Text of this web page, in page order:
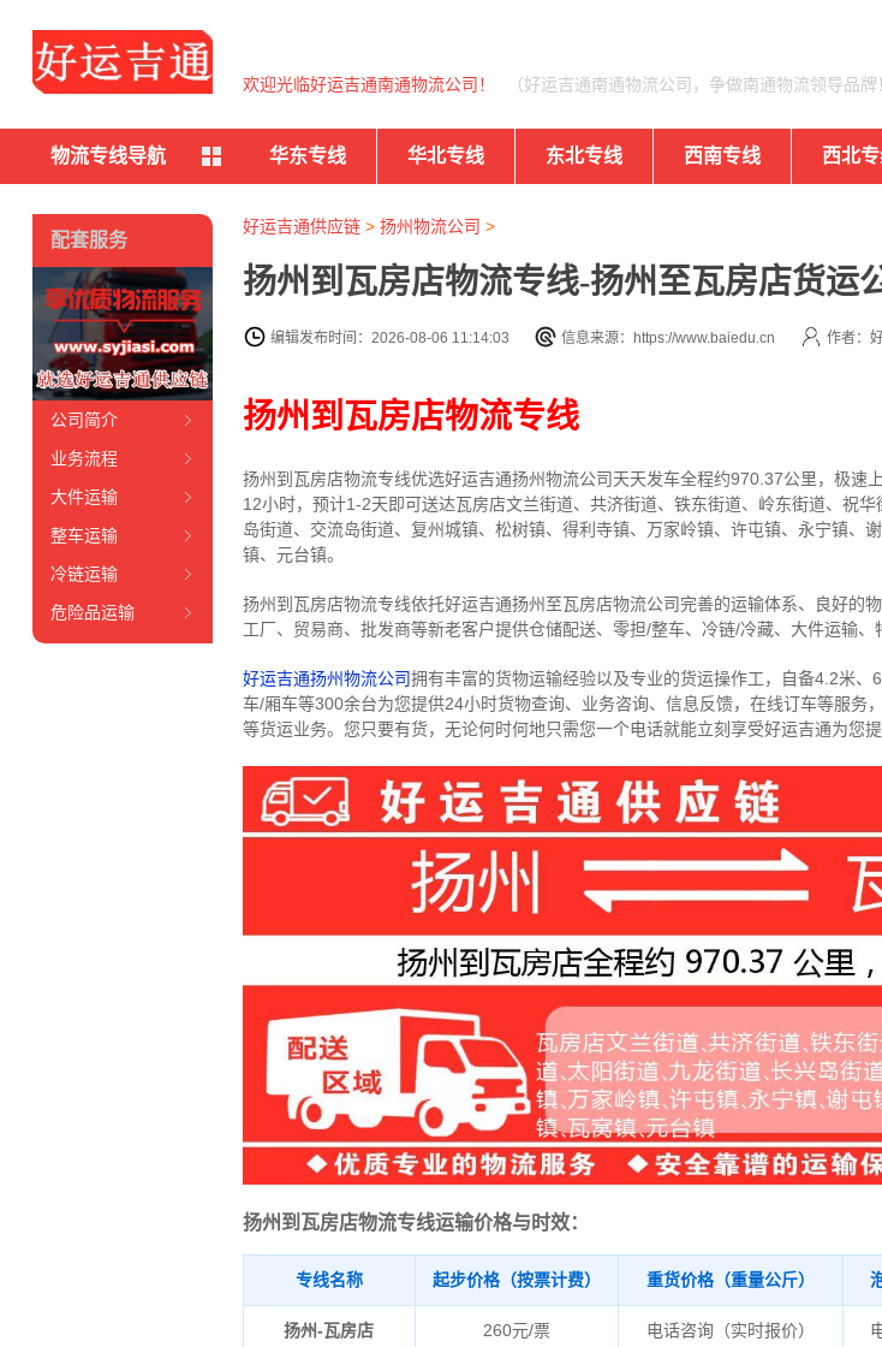
欢迎光临好运吉通南通物流公司！ （好运吉通南通物流公司，争做南通物流领导品牌
物流专线导航 华东专线 华北专线 东北专线 西南专线 西北
好运吉通供应链> 扬州物流公司 >
扬州到瓦房店物流专线-扬州至瓦房店货运
编辑发布时间：2026-08-06 11:14:03 信息来源：https://www.baiedu.cn 作者：
扬州到瓦房店物流专线
扬州到瓦房店物流专线优选好运吉通扬州物流公司天天发车全程约970.37公里， 极速
12小时，预计1-2天即可送达瓦房店文兰街道、共济街道、铁东街道、岭东街道、祝
岛街道、交流岛街道、复州城镇、松树镇、得利寺镇、万家岭镇、许屯镇、永宁镇、
镇、元台镇。
扬州到瓦房店物流专线依托好运吉通扬州至瓦房店物流公司完善的运输体系、良好的
工厂、贸易商、批发商等新老客户提供仓储配送、零担/整车、冷链/冷藏、大件运输、
好运吉通扬州物流公司拥有丰富的货物运输经验以及专业的货运操作工，自备4.2米
车/厢车等300余台为您提供24小时货物查询、业务咨询、信息反馈，在线订车等服务，
等货运业务。 您只要有货，无论何时何地只需您一个电话就能立刻享受好运吉通为您
扬州到瓦房店物流专线运输价格与时效：
专线名称 起步价格（按票计费） 重货价格（重量公斤）
扬州-瓦房店 260元/票 电话咨询（实时报价）
配套服务
公司简介
业务流程
大件运输
整车运输
冷链运输
危险品运输